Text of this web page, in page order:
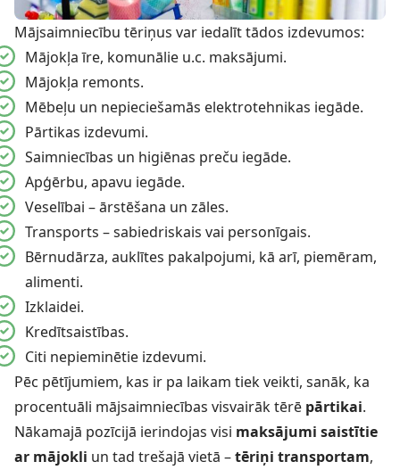
Mājsaimniecību tēriņus var iedalīt tādos izdevumos:
Mājokļa īre, komunālie u.c. maksājumi.
Mājokļa remonts.
Mēbeļu un nepieciešamās elektrotehnikas iegāde.
Pārtikas izdevumi.
Saimniecības un higiēnas preču iegāde.
Apģērbu, apavu iegāde.
Veselībai – ārstēšana un zāles.
Transports – sabiedriskais vai personīgais.
Bērnudārza, auklītes pakalpojumi, kā arī, piemēram,
alimenti.
Izklaidei.
Kredītsaistības.
Citi nepieminētie izdevumi.
Pēc pētījumiem, kas ir pa laikam tiek veikti, sanāk, ka
procentuāli mājsaimniecības visvairāk tērē pārtikai.
Nākamajā pozīcijā ierindojas visi maksājumi saistītie
ar mājokli un tad trešajā vietā –tēriņi transportam,